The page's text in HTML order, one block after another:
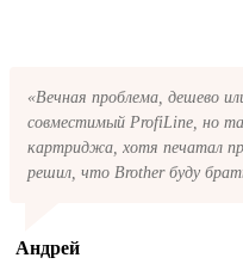
«Вечная проблема, дешево
совместимый ProfiLine, но
картриджа, хотя печатал
решил, что Brother буду
Андрей